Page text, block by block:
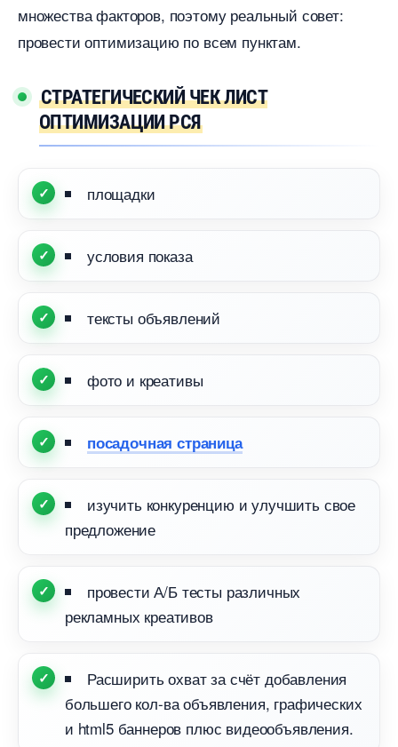
множества факторов, поэтому реальный совет:
провести оптимизацию по всем пунктам.
СТРАТЕГИЧЕСКИЙ ЧЕК ЛИСТ
ОПТИМИЗАЦИИ РСЯ
площадки
условия показа
тексты объявлений
фото и креативы
посадочная страница
изучить конкуренцию и улучшить свое
предложение
провести А/Б тесты различных
рекламных креативо
Расширить охват за счёт добавления
ольшего кол-ва объявления, графических
и html5 баннеров плюс видеообъявления.